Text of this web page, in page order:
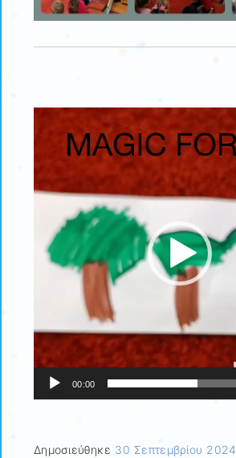
Πρόγραμμα
Αναπαραγωγής
Βίντεο
00:00
Δημοσιεύθηκε 30 Σεπτεμβρίου 2024